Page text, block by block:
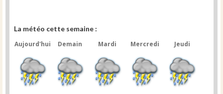
La météo cette semaine :
Aujourd'hui
Demain Mardi Mercredi Jeudi